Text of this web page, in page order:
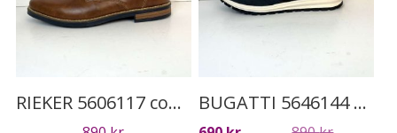
RIEKER 5606117 cognac BUGATTI 5646144 navy